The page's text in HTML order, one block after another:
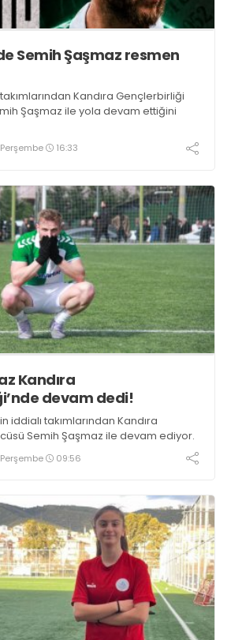
Semih Şaşmaz resmen
Kandıra Gençlerbirliği
Şaşmaz ile yola devam ettiğini
16:33
Kandıra
devam dedi!
iddialı takımlarından Kandıra
Semih Şaşmaz ile devam ediyor.
09:56